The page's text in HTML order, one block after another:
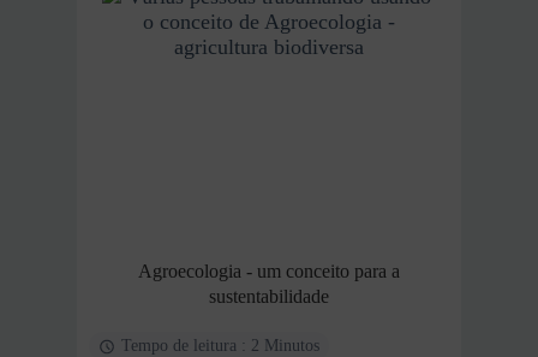
Agroecologia - um conceito para a
sustentabilidade
Tempo de leitura : 2 Minutos